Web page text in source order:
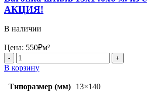
АКЦИЯ!
В наличии
Цена: 550₽м²
Количество
товара
штиль
13х140х6
В корзину
Типоразмер (мм) 13×140